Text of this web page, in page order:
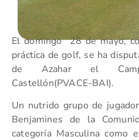
El domingo 28 de mayo,
práctica de golf, se ha
de Azahar el
Castellón(PVACE-BAI).
Un nutrido grupo de
Benjamines de la
categoría Masculina como